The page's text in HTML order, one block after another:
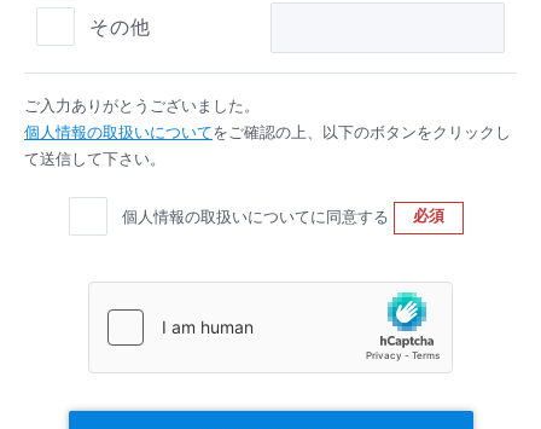
その他
ご入力ありがとうございました。
個人情報の取扱いについてをご確認の上、以下のボタンをクリックし
て送信して下さい。
個人情報の取扱いについてに同意する 必須